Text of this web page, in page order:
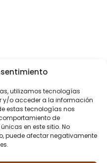
utilizamos tecnologías
o acceder a la información
estas tecnologías nos
de
en este sitio. No
puede afectar negativamente
POST
piso Mitre